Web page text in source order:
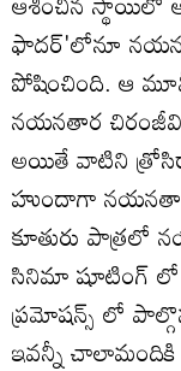
ఫాదర్'లోనూ
పోషించింది. ఆ
నయనతార
అయితే వాటిని
హుందాగా నయనతార
కూతురు
సినిమా షూటింగ్
ప్రమోషన్స్ లో
ఇవన్నీ చాలామందికి